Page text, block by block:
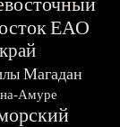
ЕАО
Магадан
Амуре